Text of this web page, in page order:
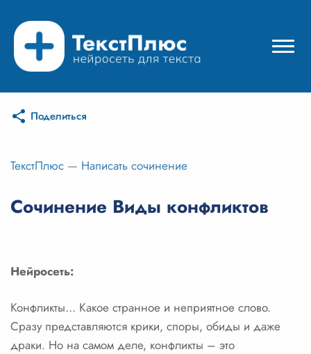
Режимы нейросети
Цены
Вход
Поделиться
ТекстПлюс — Написать сочинение
Сочинение Виды конфликтов
Нейросеть:
Конфликты… Какое странное и неприятное слово.
Сразу представляются крики, споры, обиды и даже
драки. Но на самом деле, конфликты – это